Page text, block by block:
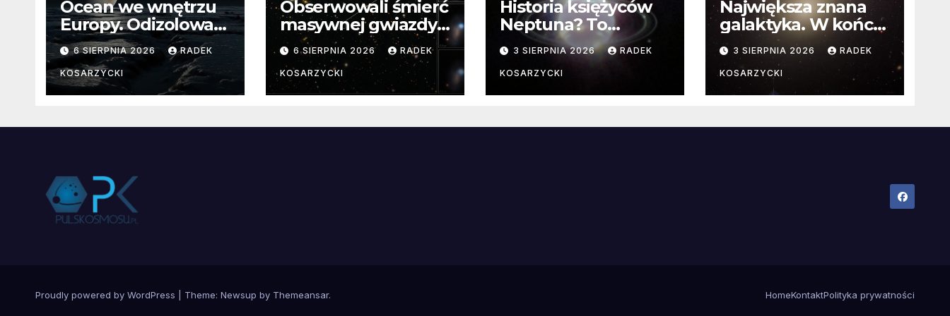
Ocean we wnętrzu
Europy. Odizolowani
przez lodową
barierę
6 SIERPNIA 2026 RADEK
KOSARZYCKI
Obserwowali śmierć
masywnej gwiazdy
od samego
początku.
Niezwykle cenne
dane
6 SIERPNIA 2026 RADEK
KOSARZYCKI
Historia księżyców
Neptuna? To
skomplikowane
3 SIERPNIA 2026 RADEK
KOSARZYCKI
Największa znana
galaktyka. W końcu
poznaliśmy jej
faktyczne wymiary
3 SIERPNIA 2026 RADEK
KOSARZYCKI
Proudly powered by WordPress Theme: Newsup by Themeansar. HomeKontaktPolityka prywatności